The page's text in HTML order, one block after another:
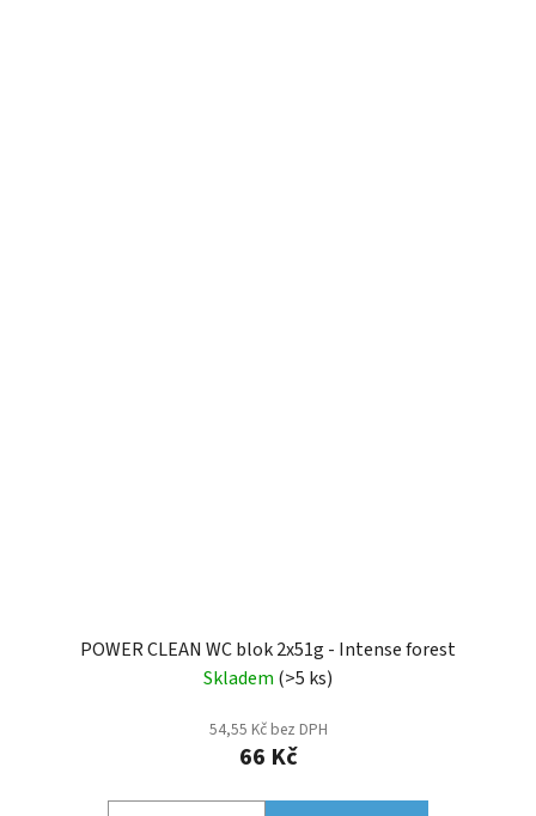
POWER CLEAN WC blok 2x51g - Intense forest
Skladem (>5 ks)
54,55 Kč bez DPH
66 Kč